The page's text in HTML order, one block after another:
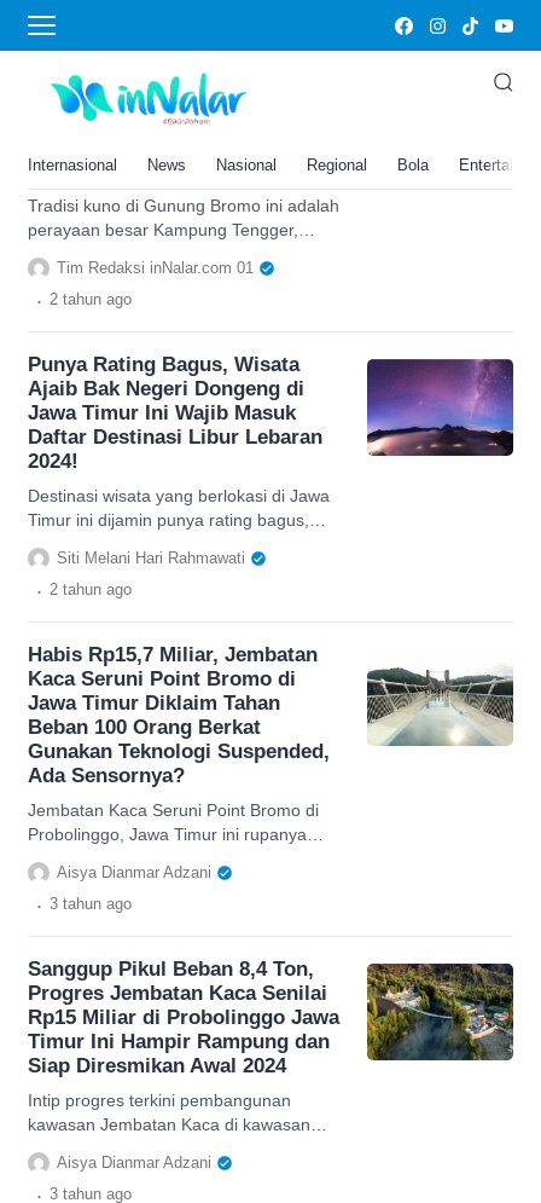
Internasional News Nasional Regional Bola
Bromo
Ada Kekuatan Sakral di
Kampung Tengger, Tradisi Kuno
Aura Mistis
Tradisi kuno di Gunung Bromo ini adalah
perayaan besar Kampung Tengger,
suasananya bakal bikin orang yang
melihatnya tenang tapi merinding.
Tim Redaksi inNalar.com 01
. 2 tahun ago
Punya Rating Bagus, Wisata
Ajaib Bak Negeri Dongeng di
Jawa Timur Ini Wajib Masuk
Daftar Destinasi Libur Lebaran
2024!
Destinasi wisata yang berlokasi di Jawa
Timur ini dijamin punya rating bagus,
wajib buat dimasukin ke dalam daftar
wisata libur lebaran 2024
Siti Melani Hari Rahmawati
. 2 tahun ago
Habis Rp15,7 Miliar, Jembatan
Kaca Seruni Point Bromo di
Jawa Timur Diklaim Tahan
Beban 100 Orang Berkat
Gunakan Teknologi Suspended,
Ada Sensornya?
Jembatan Kaca Seruni Point Bromo di
Probolinggo, Jawa Timur ini rupanya
andalkan metode teknologi suspended,
ternyata ini kecanggihannya.
Aisya Dianmar Adzani
. 3 tahun ago
Sanggup Pikul Beban 8,4 Ton,
Progres Jembatan Kaca Senilai
Rp15 Miliar di Probolinggo Jawa
Timur Ini Hampir Rampung dan
Siap Diresmikan Awal 2024
Intip progres terkini pembangunan
kawasan Jembatan Kaca di kawasan
wisata strategis yang ada di Probolinggo,
Jawa Timur.
Aisya Dianmar Adzani
. 3 tahun ago